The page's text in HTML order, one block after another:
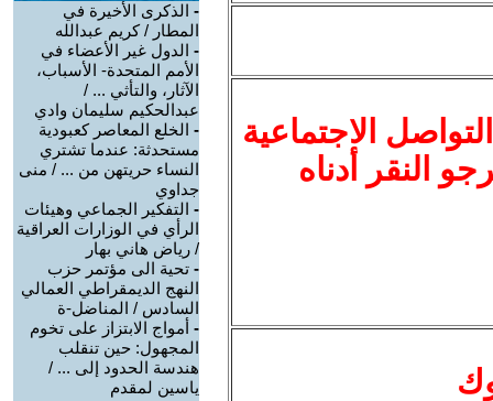
الاجتماعية
النقر أدناه
- الذكرى الأخيرة في
المطار / كريم عبدالله
- الدول غير الأعضاء في
الأمم المتحدة- الأسباب،
الآثار، والتأثي ... /
عبدالحكيم سليمان وادي
- الخلع المعاصر كعبودية
مستحدثة: عندما تشتري
النساء حريتهن من ... / منى
جداوي
- التفكير الجماعي وهيئات
الرأي في الوزارات العراقية
/ رياض هاني بهار
- تحية الى مؤتمر حزب
النهج الديمقراطي العمالي
السادس / المناضل-ة
- أمواج الابتزاز على تخوم
المجهول: حين تنقلب
هندسة الحدود إلى ... /
ياسين لمقدم